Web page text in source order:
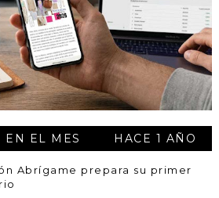
EN EL MES HACE 1 AÑO
Abrígame prepara su primer